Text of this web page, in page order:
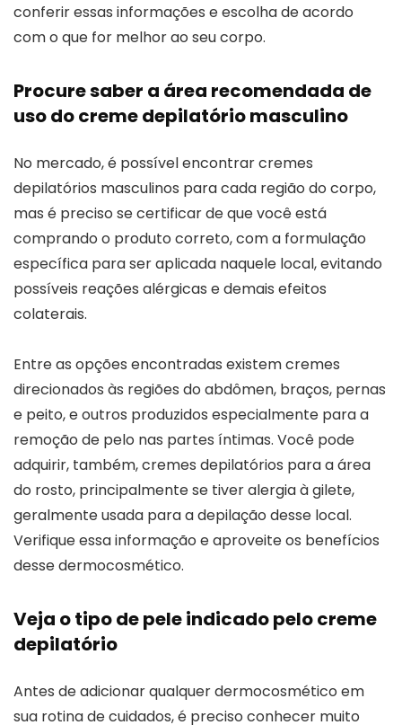
conferir essas informações e escolha de acordo
com o que for melhor ao seu corpo.
Procure saber a área recomendada de
uso do creme depilatório masculino
No mercado, é possível encontrar cremes
depilatórios masculinos para cada região do corpo,
mas é preciso se certificar de que você está
comprando o produto correto, com a formulação
específica para ser aplicada naquele local, evitando
possíveis reações alérgicas e demais efeitos
colaterais.
Entre as opções encontradas existem cremes
direcionados às regiões do abdômen, braços, pernas
e peito, e outros produzidos especialmente para a
remoção de pelo nas partes íntimas. Você pode
adquirir, também, cremes depilatórios para a área
do rosto, principalmente se tiver alergia à gilete,
geralmente usada para a depilação desse local.
Verifique essa informação e aproveite os benefícios
desse dermocosmético.
Veja o tipo de pele indicado pelo creme
depilatório
Antes de adicionar qualquer dermocosmético em
sua rotina de cuidados, é preciso conhecer muito